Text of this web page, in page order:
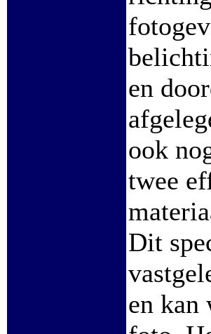
en
ook
twee
Dit
en kan